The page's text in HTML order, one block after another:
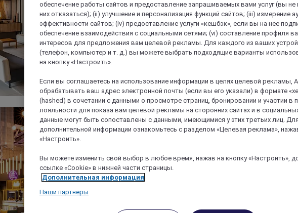
обеспечение работы сайтов и предоставление запрашиваемых вами услуг (вы
них отказаться); (ii) улучшение и персонализация функций сайтов; (iii) измерение
эффективности сайтов; (iv) предоставление услуги «кешбэк», если вы на нее
обеспечение взаимодействия с социальными сетями; (vi) составление профиля
интересов для предложения вам целевой рекламы. Для каждого из ваших
(телефон, компьютер и т. д.) вы можете выбрать подходящие варианты
на кнопку «Настроить».
Если вы соглашаетесь на использование информации в целях целевой рекламы,
обрабатывать ваш адрес электронной почты (если вы его указали) в формате
(hashed) в сочетании с данными о просмотре страниц, бронировании и участии в
лояльности для показа вам целевой рекламы на сторонних сайтах и в
данные могут быть сопоставлены с данными, имеющимися у этих третьих лиц.
дополнительной информации ознакомьтесь с разделом «Целевая реклама»,
«Настроить».
Вы можете изменить свой выбор в любое время, нажав на кнопку «Настроить»,
ссылке «Cookie» в нижней части страницы.
Дополнительная информация
Наши партнеры